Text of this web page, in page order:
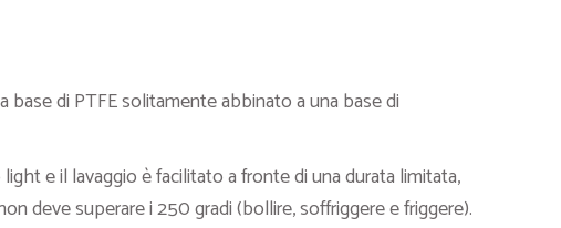
di PTFE solitamente abbinato a una base di
e il lavaggio è facilitato a fronte di una durata limitata,
deve superare i 250 gradi (bollire, soffriggere e friggere).